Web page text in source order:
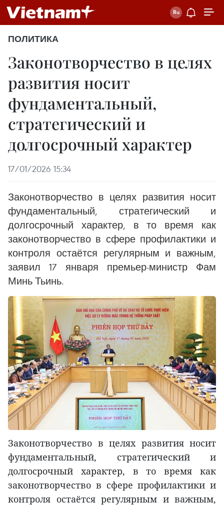
ПОЛИТИКА
Законотворчество в целях
развития носит
фундаментальный,
стратегический и
долгосрочный характер
17/01/2026 15:34
Законотворчество в целях развития носит
фундаментальный, стратегический и
долгосрочный характер, в то время как
законотворчество в сфере профилактики и
контроля остаётся регулярным и важным,
заявил 17 января премьер-министр Фам
Минь Тьинь.
Законотворчество в целях развития носит
фундаментальный, стратегический и
долгосрочный характер, в то время как
законотворчество в сфере профилактики и
контроля остаётся регулярным и важным,